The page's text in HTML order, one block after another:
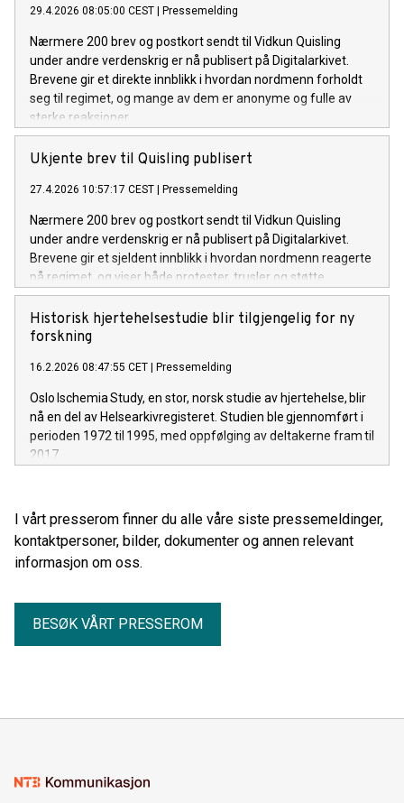
29.4.2026 08:05:00 CEST Pressemelding
Nærmere 200 brev og postkort sendt til Vidkun Quisling
under andre verdenskrig er nå publisert på Digitalarkivet.
Brevene gir et direkte innblikk i hvordan nordmenn forholdt
seg til regimet, og mange av dem er anonyme og fulle av
sterke reaksjoner
Ukjente brev til Quisling publisert
27.4.2026 10:57:17 CEST Pressemelding
Nærmere 200 brev og postkort sendt til Vidkun Quisling
under andre verdenskrig er nå publisert på Digitalarkivet.
Brevene gir et sjeldent innblikk i hvordan nordmenn reagerte
på regimet, og viser både protester, trusler og støtte.
Historisk hjertehelsestudie blir tilgjengelig for ny
forskning
16.2.2026 08:47:55 CET Pressemelding
Oslo Ischemia Study, en stor, norsk studie av hjertehelse, blir
nå en del av Helsearkivregisteret. Studien ble gjennomført i
perioden 1972 til 1995, med oppfølging av deltakerne fram til
2017.
I vårt presserom finner du alle våre siste pressemeldinger,
kontaktpersoner, bilder, dokumenter og annen relevant
informasjon om oss.
BESØK VÅRT PRESSEROM